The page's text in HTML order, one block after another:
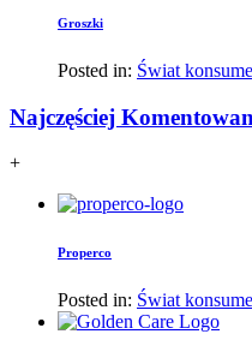
Groszki
Posted in: Świat
Najczęściej
+
Properco
Posted in: Świat